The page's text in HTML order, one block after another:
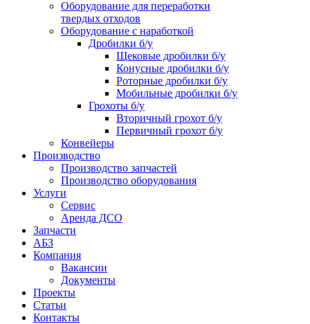
Оборудование для переработки
твердых отходов
Оборудование с наработкой
Дробилки б/у
Щековые дробилки б/у
Конусные дробилки б/у
Роторные дробилки б/у
Мобильные дробилки б/у
Грохоты б/у
Вторичный грохот б/у
Первичный грохот б/у
Конвейеры
Производство
Производство запчастей
Производство оборудования
Услуги
Сервис
Аренда ДСО
Запчасти
АБЗ
Компания
Вакансии
Документы
Проекты
Статьи
Контакты